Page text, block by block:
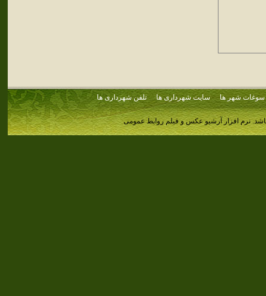
سوغات شهر ها سایت شهرداری ها تلفن شهرداری ها
نرم افزار آرشیو عکس و فیلم روابط عمومی